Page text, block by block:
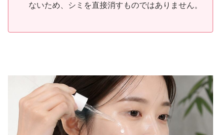
ないため、シミを直接消すものではありません。